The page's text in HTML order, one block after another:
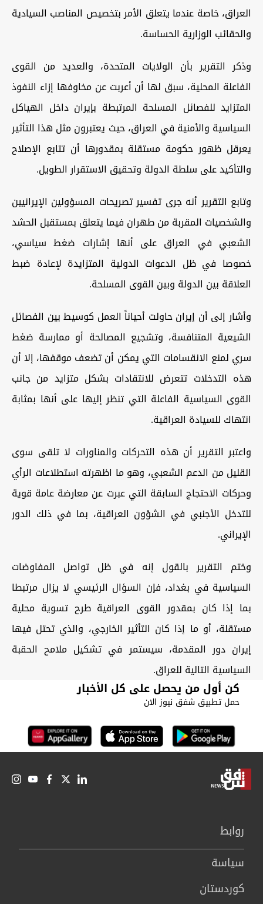
العراق، خاصة عندما يتعلق الأمر بتخصيص المناصب السيادية
والحقائب الوزارية الحساسة.
وذكر التقرير بأن الولايات المتحدة، والعديد من القوى
الفاعلة المحلية، سبق لها أن أعربت عن مخاوفها إزاء النفوذ
المتزايد للفصائل المسلحة المرتبطة بإيران داخل الهياكل
السياسية والأمنية في العراق، حيث يعتبرون مثل هذا التأثير
يعرقل ظهور حكومة مستقلة بمقدورها أن تتابع الإصلاح
والتأكيد على سلطة الدولة وتحقيق الاستقرار الطويل.
وتابع التقرير أنه جرى تفسير تصريحات المسؤولين الإيرانيين
والشخصيات المقربة من طهران فيما يتعلق بمستقبل الحشد
الشعبي في العراق على أنها إشارات ضغط سياسي،
خصوصا في ظل الدعوات الدولية المتزايدة لإعادة ضبط
العلاقة بين الدولة وبين القوى المسلحة.
وأشار إلى أن إيران حاولت أحياناً العمل كوسيط بين الفصائل
الشيعية المتنافسة، وتشجيع المصالحة أو ممارسة ضغط
سري لمنع الانقسامات التي يمكن أن تضعف موقفها، إلا أن
هذه التدخلات تتعرض للانتقادات بشكل متزايد من جانب
القوى السياسية الفاعلة التي تنظر إليها على أنها بمثابة
انتهاك للسيادة العراقية.
واعتبر التقرير أن هذه التحركات والمناورات لا تلقى سوى
القليل من الدعم الشعبي، وهو ما اظهرته استطلاعات الرأي
وحركات الاحتجاج السابقة التي عبرت عن معارضة عامة قوية
للتدخل الأجنبي في الشؤون العراقية، بما في ذلك الدور
الإيراني.
وختم التقرير بالقول إنه في ظل تواصل المفاوضات
السياسية في بغداد، فإن السؤال الرئيسي لا يزال مرتبطا
بما إذا كان بمقدور القوى العراقية طرح تسوية محلية
مستقلة، أو ما إذا كان التأثير الخارجي، والذي تحتل فيها
إيران دور المقدمة، سيستمر في تشكيل ملامح الحقبة
السياسية التالية للعراق.
كن أول من يحصل على كل الأخبار
حمل تطبيق شفق نيوز الان
روابط
سیاسة
كوردستان